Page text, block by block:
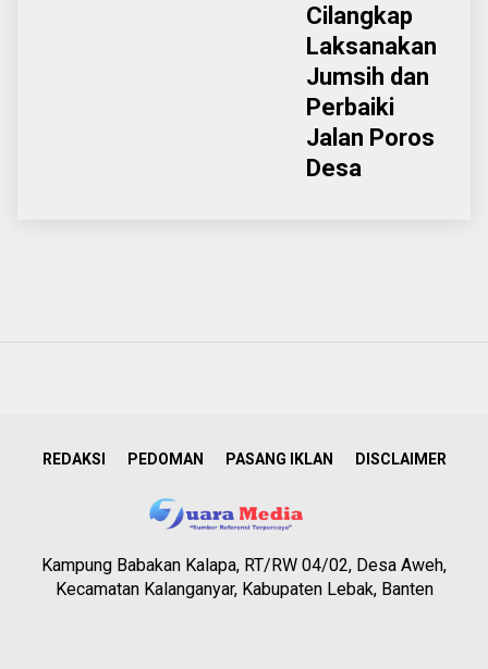
Cilangkap
Laksanakan
Jumsih dan
Perbaiki
Jalan Poros
Desa
REDAKSI PEDOMAN PASANG IKLAN DISCLAIMER
Kampung Babakan Kalapa, RT/RW 04/02, Desa Aweh,
Kecamatan Kalanganyar, Kabupaten Lebak, Banten